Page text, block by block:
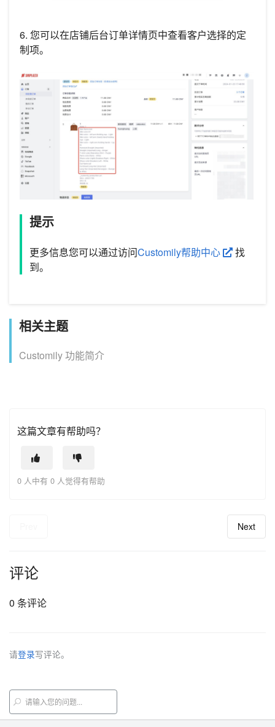
6. 您可以在店铺后台订单详情页中查看客户选择的定
制项。
提示
更多信息您可以通过访问Customily帮助中心
找
到。
相关主题
Customily 功能简介
这篇文章有帮助吗？
0 人中有 0 人觉得有帮助
Next
评论
0 条评论
请登录写评论。